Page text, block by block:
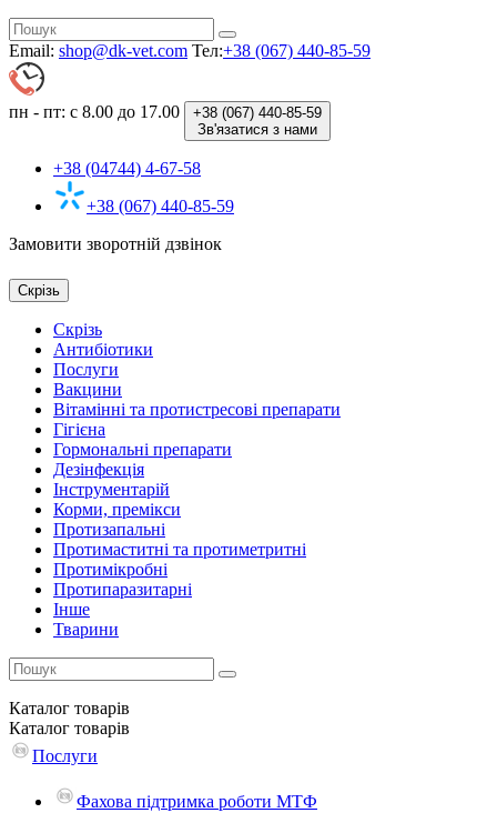
Email: shop@dk-vet.com Тел:+38 (067) 440-85-59
пн - пт: с 8.00 до 17.00 +38 (067) 440-85-59
Зв'язатися з нами
+38 (04744) 4-67-58
+38 (067) 440-85-59
Замовити зворотній дзвінок
Скрізь
Скрізь
Антибіотики
Послуги
Вакцини
Вітамінні та протистресові препарати
Гігієна
Гормональні препарати
Дезінфекція
Інструментарій
Корми, премікси
Протизапальні
Протимаститні та протиметритні
Протимікробні
Протипаразитарні
Інше
Тварини
Каталог товарів
Каталог товарів
Послуги
Фахова підтримка роботи МТФ